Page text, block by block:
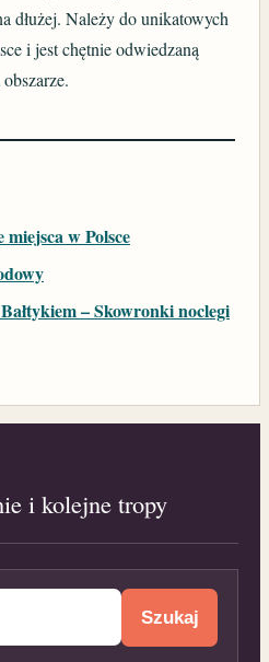
dłużej. Należy do unikatowych
i jest chętnie odwiedzaną
miejsca w Polsce
– Skowronki noclegi
i kolejne tropy